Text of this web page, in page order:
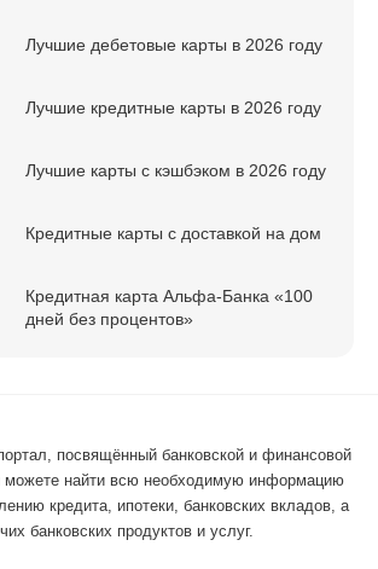
Лучшие дебетовые карты в 2026 году
Лучшие кредитные карты в 2026 году
Лучшие карты с кэшбэком в 2026 году
Кредитные карты с доставкой на дом
Кредитная карта Альфа-Банка «100
дней без процентов»
посвящённый банковской и финансовой
можете найти всю необходимую информацию
кредита, ипотеки, банковских вкладов, а
банковских продуктов и услуг.